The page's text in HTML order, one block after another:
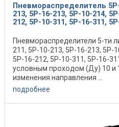
Пневмораспределитель
213, 5Р-16-213, 5Р-10-214,
212, 5Р-10-311, 5Р-16-311,
Пневмораспределители 5-ти
211, 5Р-10-213, 5Р-16-213, 5Р-
5Р-16-212, 5Р-10-311, 5Р-16-
условным проходом (Ду) 10 и
изменения направления ...
подробнее